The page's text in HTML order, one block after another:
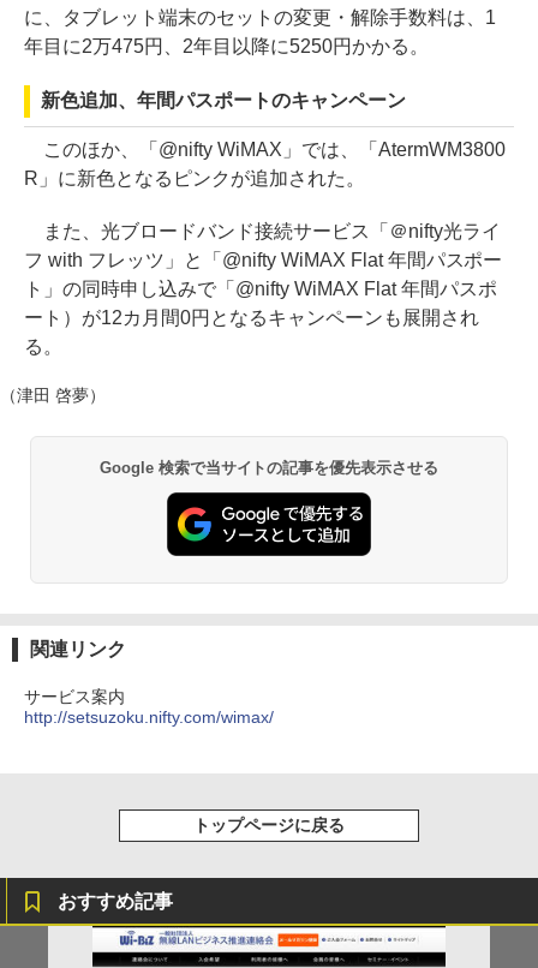
に、タブレット端末のセットの変更・解除手数料は、1
年目に2万475円、2年目以降に5250円かかる。
新色追加、年間パスポートのキャンペーン
このほか、「@nifty WiMAX」では、「AtermWM3800
R」に新色となるピンクが追加された。
また、光ブロードバンド接続サービス「＠nifty光ライ
フ with フレッツ」と「@nifty WiMAX Flat 年間パスポー
ト」の同時申し込みで「@nifty WiMAX Flat 年間パスポ
ート）が12カ月間0円となるキャンペーンも展開され
る。
（津田 啓夢）
Google 検索で当サイトの記事を優先表示させる
関連リンク
サービス案内
http://setsuzoku.nifty.com/wimax/
トップページに戻る
おすすめ記事